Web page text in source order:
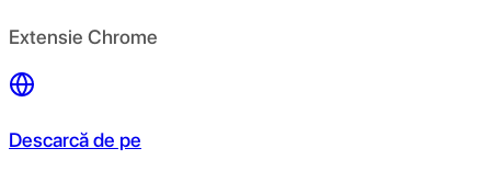
Extensie Chrome
Descarcă de pe